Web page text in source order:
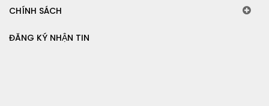
CHÍNH SÁCH
ĐĂNG KÝ NHẬN TIN